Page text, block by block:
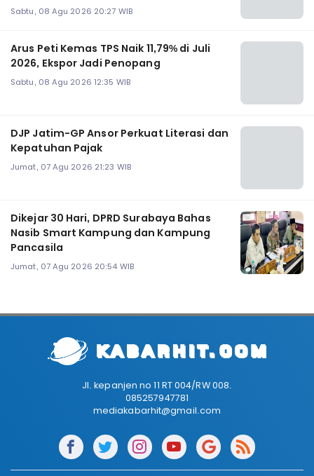
Sabtu, 08 Agu 2026 20:27 WIB
Arus Peti Kemas TPS Naik 11,79% di Juli
2026, Ekspor Jadi Penopang
Sabtu, 08 Agu 2026 12:35 WIB
DJP Jatim-GP Ansor Perkuat Literasi dan
Kepatuhan Pajak
Jumat, 07 Agu 2026 21:23 WIB
Dikejar 30 Hari, DPRD Surabaya Bahas
Nasib Smart Kampung dan Kampung
Pancasila
Jumat, 07 Agu 2026 20:54 WIB
Jl. kepanjen no 11 RT 004/RW 008.
085257947781
mediakabarhit@gmail.com